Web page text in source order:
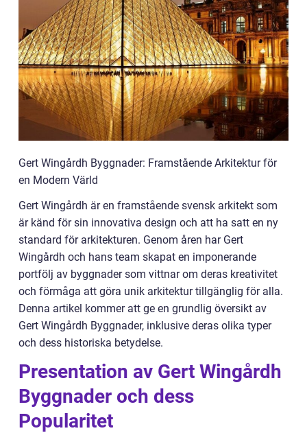
Gert Wingårdh Byggnader: Framstående Arkitektur för
en Modern Värld
Gert Wingårdh är en framstående svensk arkitekt som
är känd för sin innovativa design och att ha satt en ny
standard för arkitekturen. Genom åren har Gert
Wingårdh och hans team skapat en imponerande
portfölj av byggnader som vittnar om deras kreativitet
och förmåga att göra unik arkitektur tillgänglig för alla.
Denna artikel kommer att ge en grundlig översikt av
Gert Wingårdh Byggnader, inklusive deras olika typer
och dess historiska betydelse.
Presentation av Gert Wingårdh
Byggnader och dess
Popularitet